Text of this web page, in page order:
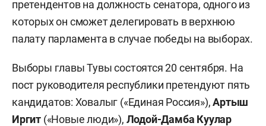
претендентов на должность сенатора, одного из
которых он сможет делегировать в верхнюю
палату парламента в случае победы на выборах.
Выборы главы Тувы состоятся 20 сентября. На
пост руководителя республики претендуют пять
кандидатов: Ховалыг («Единая Россия»),Артыш
Иргит («Новые люди»), Лодой-Дамба Куулар